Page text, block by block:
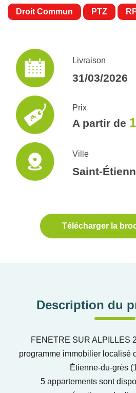
Droit Commun PTZ
Livraison
31/03/2026
Prix
A partir de
Ville
Saint-
Télécharger la
Description du
FENETRE SUR ALPILLES
programme immobilier localisé
Étienne-du-grès
5 appartements sont